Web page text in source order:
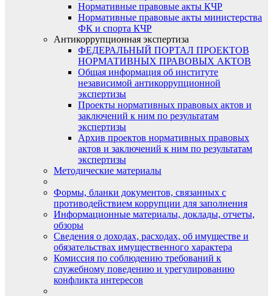
Нормативные правовые акты КЧР
Нормативные правовые акты министерства
ФК и спорта КЧР
Антикоррупционная экспертиза
ФЕДЕРАЛЬНЫЙ ПОРТАЛ ПРОЕКТОВ
НОРМАТИВНЫХ ПРАВОВЫХ АКТОВ
Общая информация об институте
независимой антикоррупционной
экспертизы
Проекты нормативных правовых актов и
заключений к ним по результатам
экспертизы
Архив проектов нормативных правовых
актов и заключений к ним по результатам
экспертизы
Методические материалы
Формы, бланки документов, связанных с
противодействием коррупции для заполнения
Информационные материалы, доклады, отчеты,
обзоры
Сведения о доходах, расходах, об имуществе и
обязательствах имущественного характера
Комиссия по соблюдению требований к
служебному поведению и урегулированию
конфликта интересов